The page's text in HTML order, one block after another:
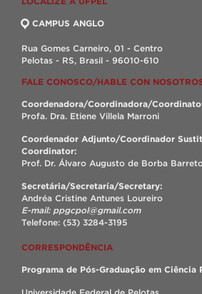
CAMPUS ANGLO
Rua Gomes Carneiro, 01 - Centro
Pelotas - RS, Brasil - 96010-610
FALE CONOSCO/HABLE CON
Coordenadora/Coordinadora/
Profa. Dra. Etiene Villela Marroni
Coordenador Adjunto/Coordinador
Coordinator:
Prof. Dr. Álvaro Augusto de Borba
Secretária/Secretaría/Secretary:
Andréa Cristine Antunes Loureiro
E-mail: ppgcpol@gmail.com
Telefone: (53) 3284-3195
CORRESPONDÊNCIA
Programa de Pós-Graduação em Ciência